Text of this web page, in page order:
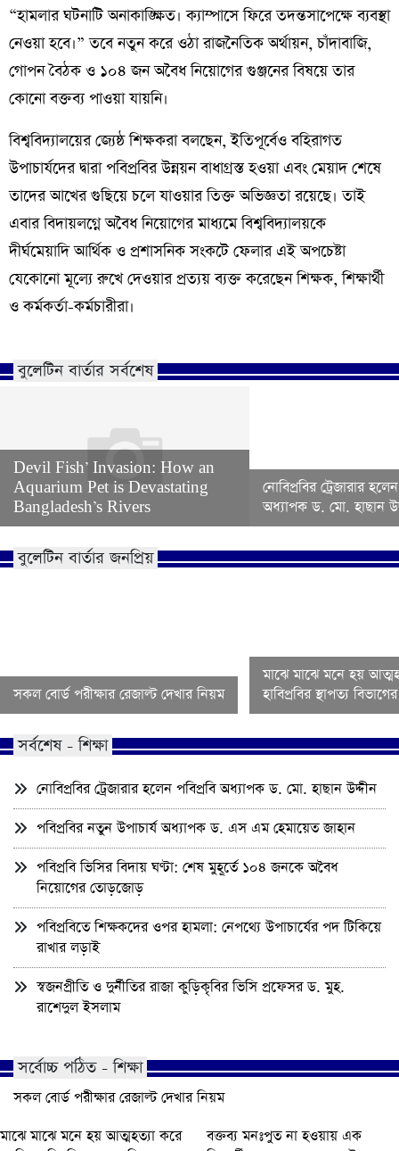
“হামলার ঘটনাটি অনাকাঙ্ক্ষিত। ক্যাম্পাসে ফিরে তদন্তসাপেক্ষে ব্যবস্থা
নেওয়া হবে।” তবে নতুন করে ওঠা রাজনৈতিক অর্থায়ন, চাঁদাবাজি,
গোপন বৈঠক ও ১০৪ জন অবৈধ নিয়োগের গুঞ্জনের বিষয়ে তার
কোনো বক্তব্য পাওয়া যায়নি।
​বিশ্ববিদ্যালয়ের জ্যেষ্ঠ শিক্ষকরা বলছেন, ইতিপূর্বেও বহিরাগত
উপাচার্যদের দ্বারা পবিপ্রবির উন্নয়ন বাধাগ্রস্ত হওয়া এবং মেয়াদ শেষে
তাদের আখের গুছিয়ে চলে যাওয়ার তিক্ত অভিজ্ঞতা রয়েছে। তাই
এবার বিদায়লগ্নে অবৈধ নিয়োগের মাধ্যমে বিশ্ববিদ্যালয়কে
দীর্ঘমেয়াদি আর্থিক ও প্রশাসনিক সংকটে ফেলার এই অপচেষ্টা
যেকোনো মূল্যে রুখে দেওয়ার প্রত্যয় ব্যক্ত করেছেন শিক্ষক, শিক্ষার্থী
ও কর্মকর্তা-কর্মচারীরা।
বুলেটিন বার্তার সর্বশেষ
Devil Fish’ Invasion: How an
Aquarium Pet is Devastating
Bangladesh’s Rivers
নোবিপ্রবির ট্রেজারার
অধ্যাপক ড. মো. হাছান
বুলেটিন বার্তার জনপ্রিয়
সকল বোর্ড পরীক্ষার রেজাল্ট দেখার নিয়ম
মাঝে মাঝে মনে হয়
হাবিপ্রবির স্থাপত্য
সর্বশেষ - শিক্ষা
নোবিপ্রবির ট্রেজারার হলেন পবিপ্রবি অধ্যাপক ড. মো. হাছান উদ্দীন
পবিপ্রবির নতুন উপাচার্য অধ্যাপক ড. এস এম হেমায়েত জাহান
পবিপ্রবি ভিসির বিদায় ঘণ্টা: শেষ মুহূর্তে ১০৪ জনকে অবৈধ
নিয়োগের তোড়জোড়
পবিপ্রবিতে শিক্ষকদের ওপর হামলা: নেপথ্যে উপাচার্যের পদ টিকিয়ে
রাখার লড়াই
স্বজনপ্রীতি ও দুর্নীতির রাজা কুড়িকৃবির ভিসি প্রফেসর ড. মুহ.
রাশেদুল ইসলাম
সর্বোচ্চ পঠিত - শিক্ষা
সকল বোর্ড পরীক্ষার রেজাল্ট দেখার নিয়ম
মাঝে মাঝে মনে হয় আত্মহত্যা করে
বক্তব্য মনঃপুত না হওয়ায় এক